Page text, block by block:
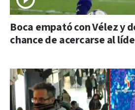
Boca empató con Vélez y
chance de acercarse al